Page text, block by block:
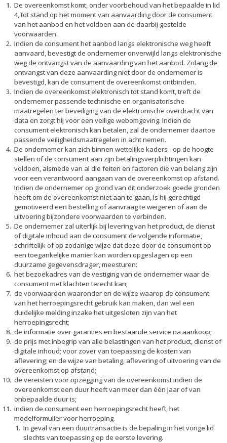
De overeenkomst komt, onder voorbehoud van het bepaalde in lid
4, tot stand op het moment van aanvaarding door de consument
van het aanbod en het voldoen aan de daarbij gestelde
voorwaarden.
Indien de consument het aanbod langs elektronische weg heeft
aanvaard, bevestigt de ondernemer onverwijld langs elektronische
weg de ontvangst van de aanvaarding van het aanbod. Zolang de
ontvangst van deze aanvaarding niet door de ondernemer is
bevestigd, kan de consument de overeenkomst ontbinden.
Indien de overeenkomst elektronisch tot stand komt, treft de
ondernemer passende technische en organisatorische
maatregelen ter beveiliging van de elektronische overdracht van
data en zorgt hij voor een veilige webomgeving. Indien de
consument elektronisch kan betalen, zal de ondernemer daartoe
passende veiligheidsmaatregelen in acht nemen.
De ondernemer kan zich binnen wettelijke kaders - op de hoogte
stellen of de consument aan zijn betalingsverplichtingen kan
voldoen, alsmede van al die feiten en factoren die van belang zijn
voor een verantwoord aangaan van de overeenkomst op afstand.
Indien de ondernemer op grond van dit onderzoek goede gronden
heeft om de overeenkomst niet aan te gaan, is hij gerechtigd
gemotiveerd een bestelling of aanvraag te weigeren of aan de
uitvoering bijzondere voorwaarden te verbinden.
De ondernemer zal uiterlijk bij levering van het product, de dienst
of digitale inhoud aan de consument de volgende informatie,
schriftelijk of op zodanige wijze dat deze door de consument op
een toegankelijke manier kan worden opgeslagen op een
duurzame gegevensdrager, meesturen:
het bezoekadres van de vestiging van de ondernemer waar de
consument met klachten terecht kan;
de voorwaarden waaronder en de wijze waarop de consument
van het herroepingsrecht gebruik kan maken, dan wel een
duidelijke melding inzake het uitgesloten zijn van het
herroepingsrecht;
de informatie over garanties en bestaande service na aankoop;
de prijs met inbegrip van alle belastingen van het product, dienst of
digitale inhoud; voor zover van toepassing de kosten van
aflevering; en de wijze van betaling, aflevering of uitvoering van de
overeenkomst op afstand;
de vereisten voor opzegging van de overeenkomst indien de
overeenkomst een duur heeft van meer dan één jaar of van
onbepaalde duur is;
indien de consument een herroepingsrecht heeft, het
modelformulier voor herroeping.
In geval van een duurtransactie is de bepaling in het vorige lid
slechts van toepassing op de eerste levering.